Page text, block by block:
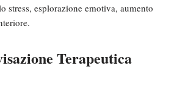
stress, esplorazione emotiva, aumento
Terapeutica